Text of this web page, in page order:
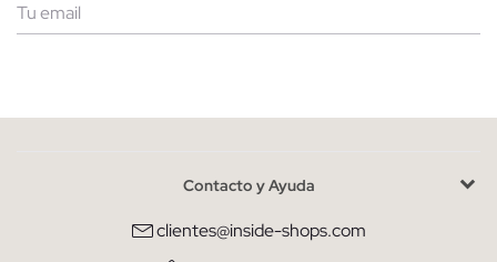
He leído y entiendo lapolítica de privacidad
Contacto y Ayuda
clientes@inside-shops.com